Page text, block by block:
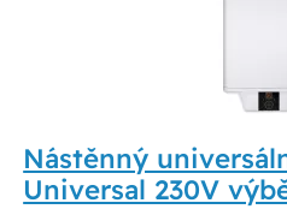
Nástěnný
Universal 230V